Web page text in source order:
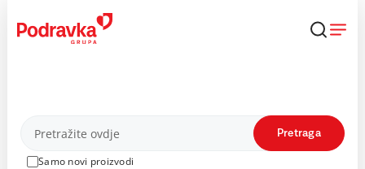
content
Proizvodi
Samo novi proizvodi
Pretraga